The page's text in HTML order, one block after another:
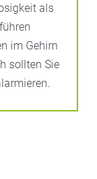
als
im Gehirn
sollten Sie